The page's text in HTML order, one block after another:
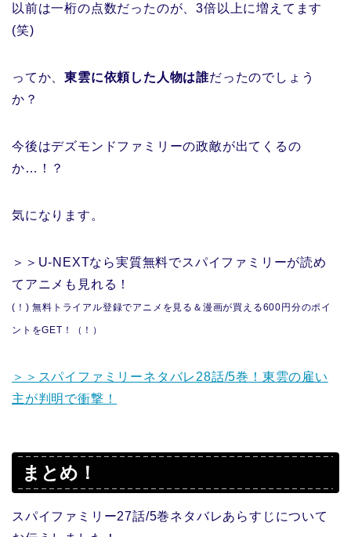
以前は一桁の点数だったのが、3倍以上に増えてます
(笑)
ってか、東雲に依頼した人物は誰だったのでしょう
か？
今後はデズモンドファミリーの政敵が出てくるの
か…！？
気になります。
＞＞U-NEXTなら実質無料でスパイファミリーが読め
てアニメも見れる！
(！) 無料トライアル登録でアニメを見る＆漫画が買える600円分のポイ
ントをGET！（！）
＞＞スパイファミリーネタバレ28話/5巻！東雲の雇い
主が判明で衝撃！
まとめ！
スパイファミリー27話/5巻ネタバレあらすじについて